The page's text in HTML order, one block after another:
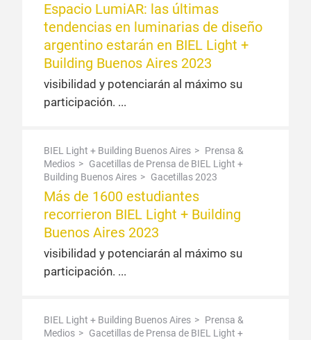
Espacio LumiAR: las últimas
tendencias en luminarias de diseño
argentino estarán en BIEL Light +
Building Buenos Aires 2023
visibilidad y potenciarán al máximo su
participación.
BIEL Light + Building Buenos Aires
Prensa &
Medios
Gacetillas de Prensa de BIEL Light +
Building Buenos Aires
Gacetillas 2023
Más de 1600 estudiantes
recorrieron BIEL Light + Building
Buenos Aires 2023
visibilidad y potenciarán al máximo su
participación.
BIEL Light + Building Buenos Aires
Prensa &
Medios
Gacetillas de Prensa de BIEL Light +